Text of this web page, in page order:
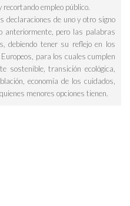
empleo público.
declaraciones de uno y otro signo
anteriormente, pero las palabras
debiendo tener su reflejo en los
, para los cuales cumplen
sostenible, transición ecológica,
economía de los cuidados,
menores opciones tienen.